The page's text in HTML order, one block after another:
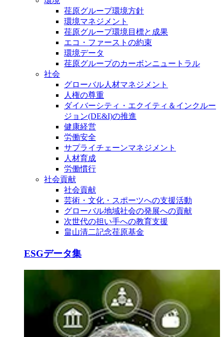
荏原グループ環境方針
環境マネジメント
荏原グループ環境目標と成果
エコ・ファーストの約束
環境データ
荏原グループのカーボンニュートラル
社会
グローバル人材マネジメント
人権の尊重
ダイバーシティ・エクイティ＆インクルー
ジョン(DE&I)の推進
健康経営
労働安全
サプライチェーンマネジメント
人材育成
労働慣行
社会貢献
社会貢献
芸術・文化・スポーツへの支援活動
グローバル地域社会の発展への貢献
次世代の担い手への教育支援
畠山清二記念荏原基金
ESGデータ集